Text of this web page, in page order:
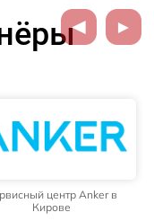
центр Anker в
Кирове